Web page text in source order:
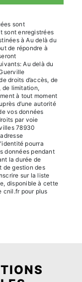
sont
sont enregistrées
à Au delà du
de répondre à
Au delà du
droits d’accès, de
de limitation,
à tout moment
d’une autorité
vos données
par voie
78930
pourra
données pendant
la durée de
de gestion des
sur la liste
disponible à cette
cnil.fr pour plus